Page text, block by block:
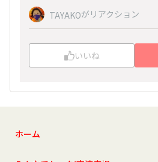
TAYAKOがリアクション
いいね
ホーム